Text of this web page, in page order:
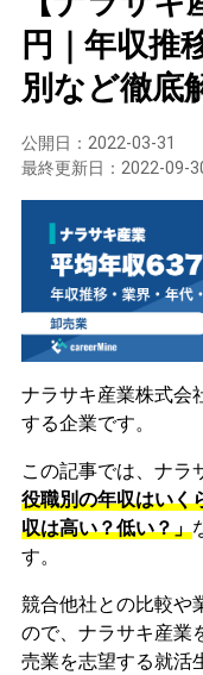
円｜年収推
別など徹底
公開日： 2022-03-31
最終更新日： 2022-09-
ナラサキ産業株式会
する企業です。
この記事では、ナラ
役職別の年収はいく
収は高い？低い？」
す。
競合他社との比較や
ので、ナラサキ産業
売業を志望する就活